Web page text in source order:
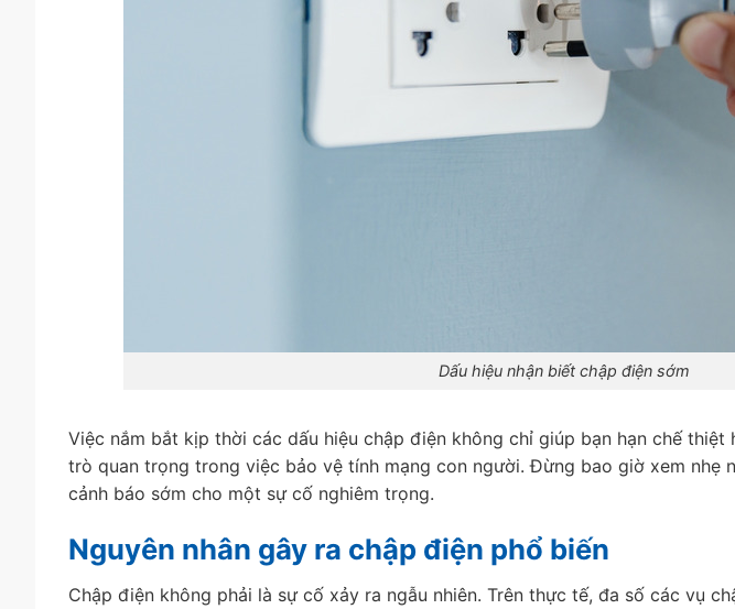
Dấu hiệu nhận biết chập điện sớm
Việc nắm bắt kịp thời các dấu hiệu chập điện không chỉ giúp bạn hạn chế
trò quan trọng trong việc bảo vệ tính mạng con người. Đừng bao giờ xem nhẹ
cảnh báo sớm cho một sự cố nghiêm trọng.
Nguyên nhân gây ra chập điện phổ biến
Chập điện không phải là sự cố xảy ra ngẫu nhiên. Trên thực tế, đa số các vụ